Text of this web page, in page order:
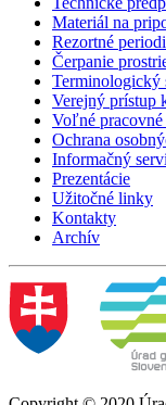
Materiál na
Rezortné
Čerpanie
Terminologický
Verejný prístup
Voľné pracovné
Ochrana
Informačný
Prezentácie
Užitočné linky
Kontakty
Archív